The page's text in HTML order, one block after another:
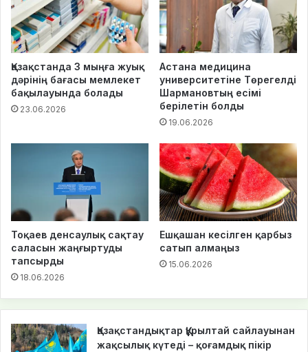
Қазақстанда 3 мыңға жуық
дәрінің бағасы мемлекет
бақылауында болады
23.06.2026
Астана медицина
университетіне Төрегелді
Шармановтың есімі
берілетін болды
19.06.2026
Тоқаев денсаулық сақтау
саласын жаңғыртуды
тапсырды
18.06.2026
Ешқашан кесілген қарбыз
сатып алмаңыз
15.06.2026
Қазақстандықтар Құрылтай сайлауынан
жақсылық күтеді – қоғамдық пікір